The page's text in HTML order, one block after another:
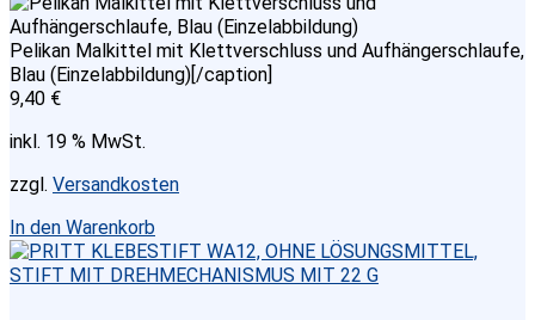
Pelikan Malkittel mit Klettverschluss und Aufhängerschlaufe,
Blau (Einzelabbildung)[/caption]
9,40 €
inkl. 19 % MwSt.
zzgl. Versandkosten
In den Warenkorb